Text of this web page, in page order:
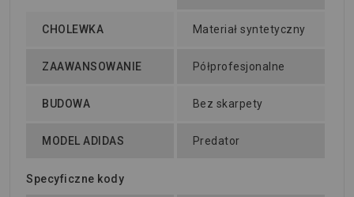
CHOLEWKA Materiał syntetyczny
ZAAWANSOWANIE Półprofesjonalne
BUDOWA Bez skarpety
MODEL ADIDAS Predator
Specyficzne kody